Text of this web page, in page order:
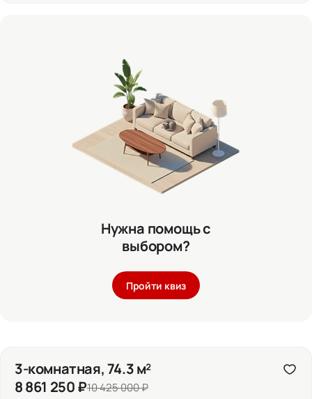
3-комнатная, 74.3 м²
8 861 250 ₽10 425 000 ₽
Нужна помощь с
выбором?
Пройти квиз